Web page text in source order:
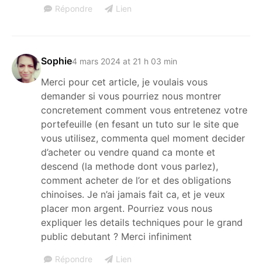
Répondre Lien
Sophie4 mars 2024 at 21 h 03 min
Merci pour cet article, je voulais vous
demander si vous pourriez nous montrer
concretement comment vous entretenez votre
portefeuille (en fesant un tuto sur le site que
vous utilisez, commenta quel moment decider
d’acheter ou vendre quand ca monte et
descend (la methode dont vous parlez),
comment acheter de l’or et des obligations
chinoises. Je n’ai jamais fait ca, et je veux
placer mon argent. Pourriez vous nous
expliquer les details techniques pour le grand
public debutant ? Merci infiniment
Répondre Lien